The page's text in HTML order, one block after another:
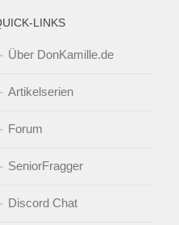
LINKS
Über DonKamille.de
Artikelserien
Forum
SeniorFragger
Discord Chat